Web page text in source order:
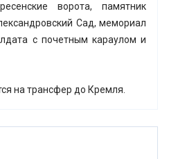
ворота, памятник
Сад, мемориал
с почетным караулом и
на трансфер до Кремля.